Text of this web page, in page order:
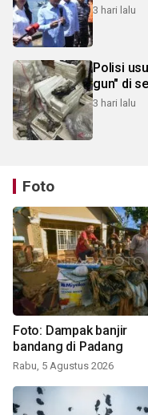
3 hari lalu
Polisi
gun" di
3 hari lalu
Foto
Foto: Dampak banjir
bandang di Padang
Rabu, 5 Agustus 2026